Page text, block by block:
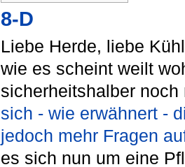
8-D
Liebe Herde, liebe
wie es scheint weilt
sicherheitshalber
sich - wie erwähnert -
jedoch mehr Fragen
es sich nun um eine